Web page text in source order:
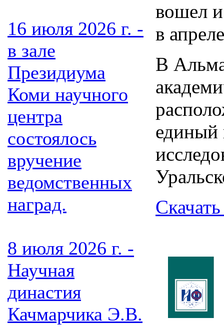
16 июля 2026 г. -
в зале
Президиума
Коми научного
центра
состоялось
вручение
ведомственных
наград.
8 июля 2026 г. -
Научная
династия
Качмарчика Э.В.
вошел
в
В
единый